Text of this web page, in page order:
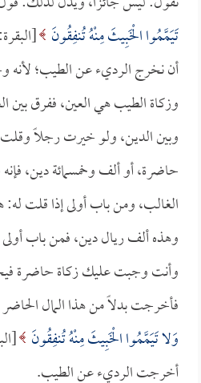
تَيَمَّمُوا الْخَبِيثَ مِنْهُ تُنفِقُونَ
أن نخرج الرديء عن الطيب؛ لأنه
وزكاة الطيب هي العين، ففرق بين
وبين الدين، ولو خيرت رجلاً
حاضرة، أو ألف وخمسمائة دين،
الغالب، ومن باب أولى إذا قلت
وهذه ألف ريال دين، فمن باب
وأنت وجبت عليك زكاة حاضرة
فأخرجت بدلاً من هذا المال
وَلا تَيَمَّمُوا الْخَبِيثَ مِنْهُ تُنفِقُونَ
أخرجت الرديء عن الطيب.